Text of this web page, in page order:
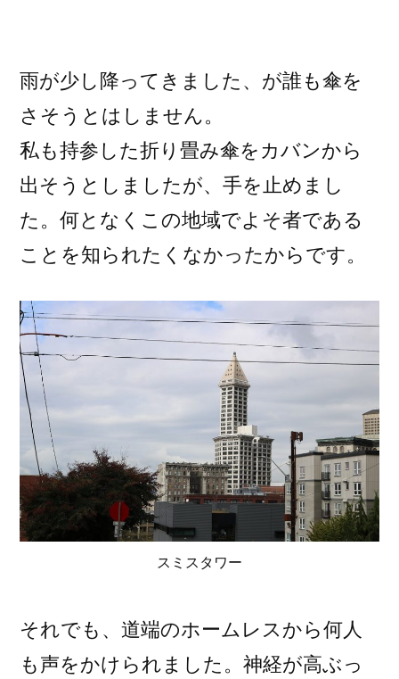
雨が少し降ってきました、が誰も傘を
さそうとはしません。
私も持参した折り畳み傘をカバンから
出そうとしましたが、手を止めまし
た。何となくこの地域でよそ者である
ことを知られたくなかったからです。
スミスタワー
それでも、道端のホームレスから何人
も声をかけられました。神経が高ぶっ